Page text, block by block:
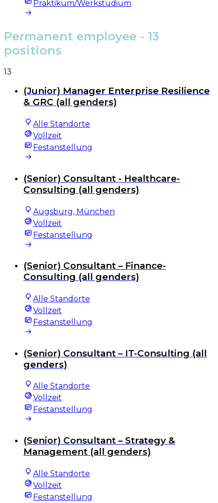
Praktikum/Werkstudium
Permanent employee - 13
positions
13
(Junior) Manager Enterprise Resilience
& GRC (all genders)
Alle Standorte
Vollzeit
Festanstellung
(Senior) Consultant - Healthcare-
Consulting (all genders)
Augsburg, München
Vollzeit
Festanstellung
(Senior) Consultant – Finance-
Consulting (all genders)
Alle Standorte
Vollzeit
Festanstellung
(Senior) Consultant – IT-Consulting (all
genders)
Alle Standorte
Vollzeit
Festanstellung
(Senior) Consultant – Strategy &
Management (all genders)
Alle Standorte
Vollzeit
Festanstellung